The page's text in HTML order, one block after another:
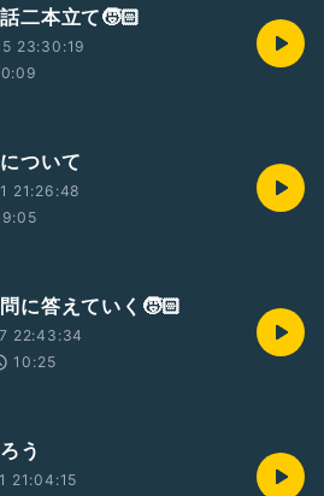
二本立て🧒🏻
23:30:19
ついて
21:26:48
に答えていく🧒🏻
22:43:34
10:25
う
21:04:15